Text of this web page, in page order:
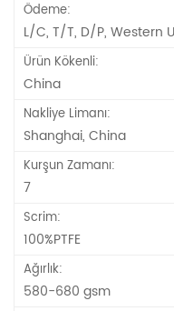
Ödeme:
L/C, T/T, D/P, Western
Ürün Kökenli:
China
Nakliye Limanı:
Shanghai, China
Kurşun Zamanı:
7
Scrim:
100%PTFE
Ağırlık:
580-680 gsm